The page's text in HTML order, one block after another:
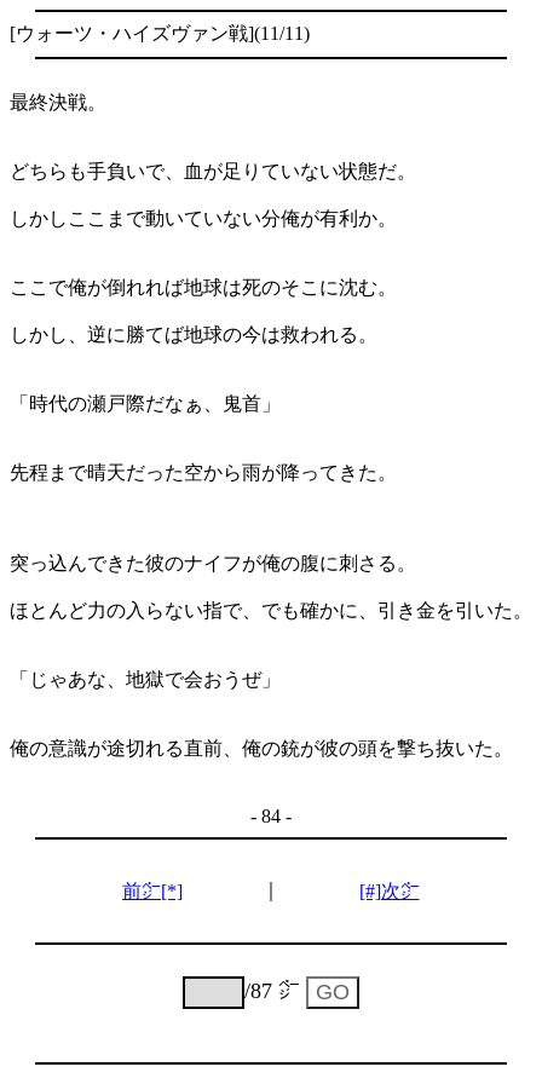
[ウォーツ・ハイズヴァン戦](11/11)
最終決戦。
どちらも手負いで、血が足りていない状態だ。
しかしここまで動いていない分俺が有利か。
ここで俺が倒れれば地球は死のそこに沈む。
しかし、逆に勝てば地球の今は救われる。
「時代の瀬戸際だなぁ、鬼首」
先程まで晴天だった空から雨が降ってきた。
突っ込んできた彼のナイフが俺の腹に刺さる。
ほとんど力の入らない指で、でも確かに、引き金を引いた。
「じゃあな、地獄で会おうぜ」
俺の意識が途切れる直前、俺の銃が彼の頭を撃ち抜いた。
- 84 -
前㌻[*] [#]次㌻
/87 ㌻